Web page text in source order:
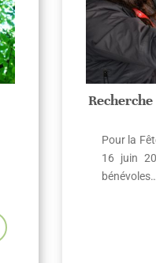
Pour la
16 juin